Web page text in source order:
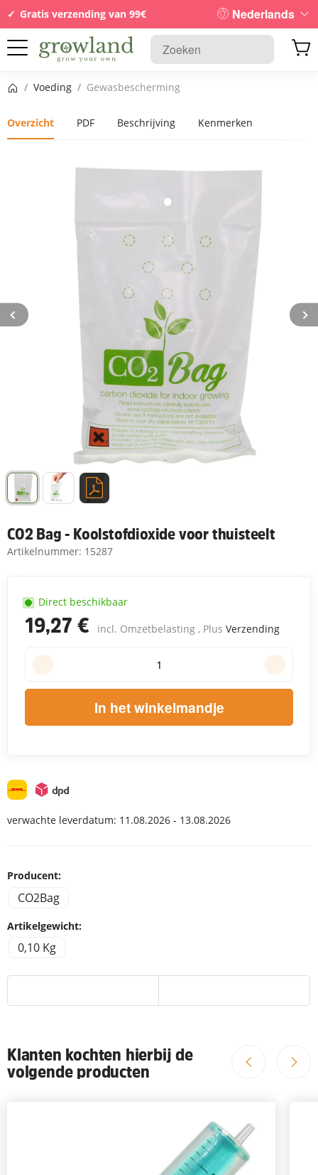
Gratis verzending van 99€ Nederlands
Startpagina
/ Voeding / Gewasbescherming
Overzicht PDF Beschrijving Kenmerken
CO2 Bag - Koolstofdioxide voor thuisteelt
Artikelnummer: 15287
19,27 € incl. Omzetbelasting , Plus Verzending
Direct beschikbaar
In het winkelmandje
verwachte leverdatum: 11.08.2026 - 13.08.2026
Producent:
CO2Bag
Artikelgewicht:
0,10 Kg
Klanten kochten hierbij de
volgende producten